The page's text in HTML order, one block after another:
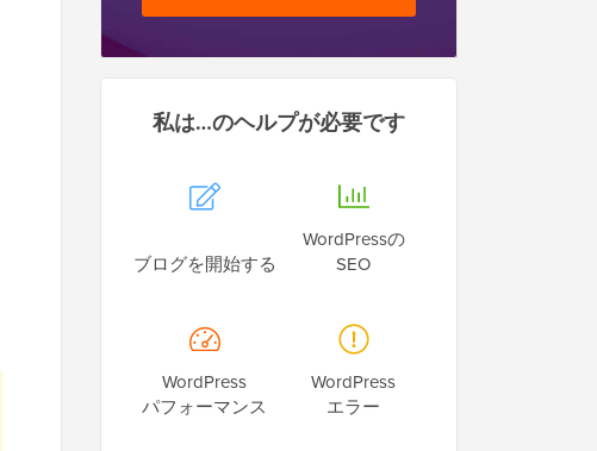
私は…のヘルプが必要です
ブログを開始する
WordPressの
SEO
WordPress
パフォーマンス
WordPress
エラー